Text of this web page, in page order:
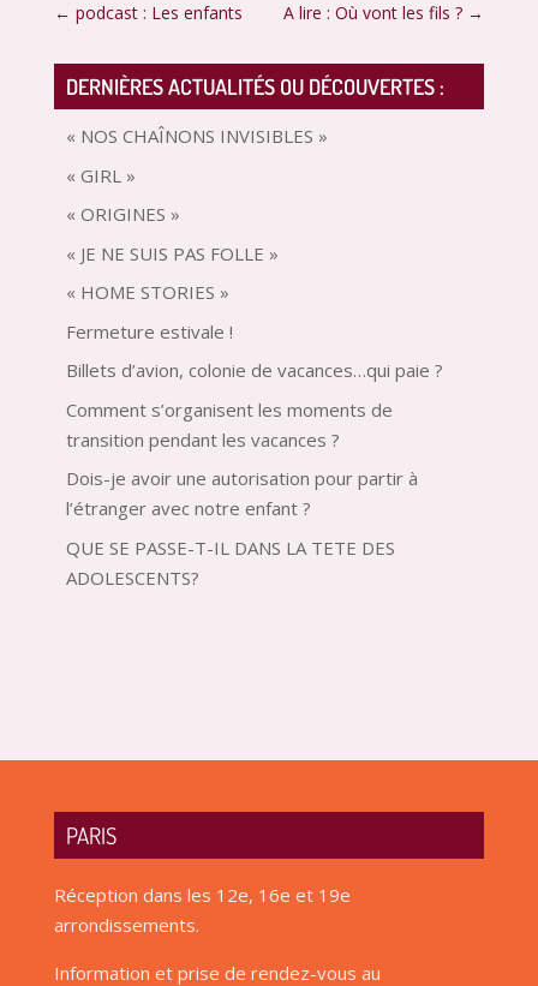
← podcast : Les enfants A lire : Où vont les fils ? →
DERNIÈRES ACTUALITÉS OU DÉCOUVERTES :
« NOS CHAÎNONS INVISIBLES »
« GIRL »
« ORIGINES »
« JE NE SUIS PAS FOLLE »
« HOME STORIES »
Fermeture estivale !
Billets d’avion, colonie de vacances…qui paie ?
Comment s’organisent les moments de
transition pendant les vacances ?
Dois-je avoir une autorisation pour partir à
l’étranger avec notre enfant ?
QUE SE PASSE-T-IL DANS LA TETE DES
ADOLESCENTS?
PARIS
Réception dans les 12e, 16e et 19e
arrondissements.
Information et prise de rendez-vous au